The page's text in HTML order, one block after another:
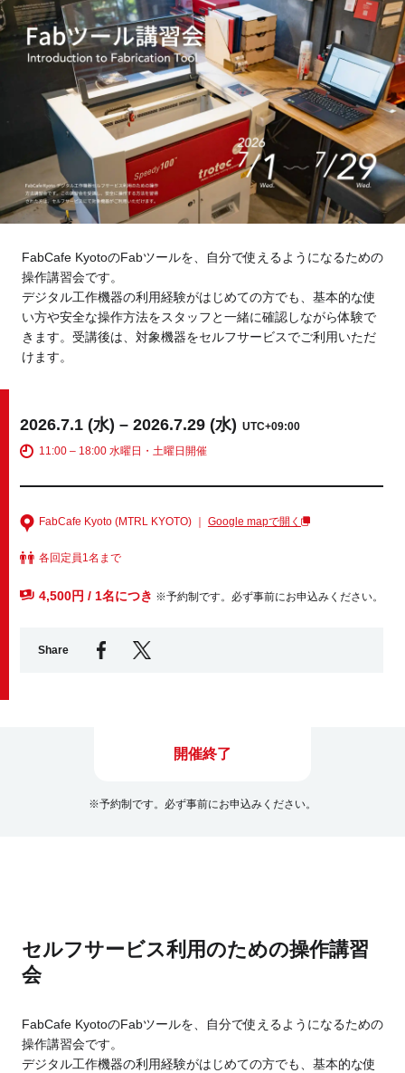
Chiba
Fukushima Taipei
Toulouse Strasbourg
Kuala Lumpur Bangkok
Mexico City
Business service
FabCafe KyotoのFabツールを、自分で使えるようになるための
操作講習会です。
デジタル工作機器の利用経験がはじめての方でも、基本的な使
い方や安全な操作方法をスタッフと一緒に確認しながら体験で
きます。受講後は、対象機器をセルフサービスでご利用いただ
けます。
2026.7.1 (水) – 2026.7.29 (水) UTC+09:00
11:00 – 18:00 水曜日・土曜日開催
FabCafe Kyoto (MTRL KYOTO) ｜ Google mapで開く
各回定員1名まで
4,500円 / 1名につき ※予約制です。必ず事前にお申込みください。
Share
開催終了
※予約制です。必ず事前にお申込みください。
セルフサービス利用のための操作講習
会
FabCafe KyotoのFabツールを、自分で使えるようになるための
操作講習会です。
デジタル工作機器の利用経験がはじめての方でも、基本的な使